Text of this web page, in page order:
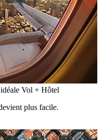
Vol + Hôtel
plus facile.